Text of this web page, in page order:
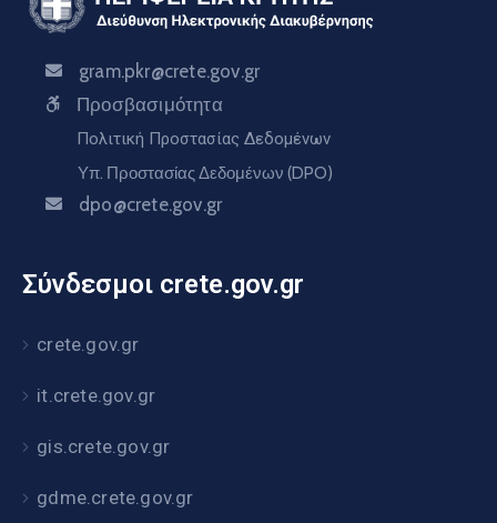
gram.pkr@crete.gov.gr
Προσβασιμότητα
Πολιτική Προστασίας Δεδομένων
Υπ. Προστασίας Δεδομένων (DPO)
dpo@crete.gov.gr
Σύνδεσμοι crete.gov.gr
crete.gov.gr
it.crete.gov.gr
gis.crete.gov.gr
gdme.crete.gov.gr